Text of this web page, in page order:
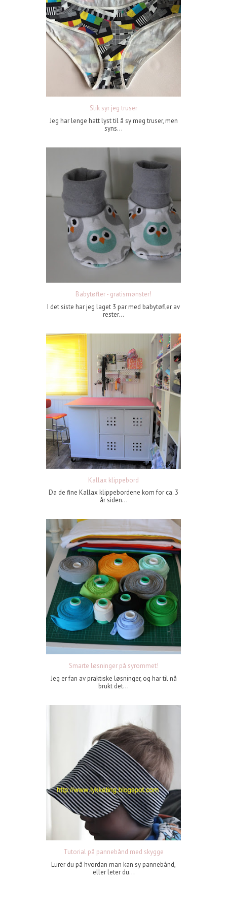
Slik syr jeg truser
Jeg har lenge hatt lyst til å sy meg truser, men
syns...
Babytøfler - gratismønster!
I det siste har jeg laget 3 par med babytøfler av
rester...
Kallax klippebord
Da de fine Kallax klippebordene kom for ca. 3
år siden...
Smarte løsninger på syrommet!
Jeg er fan av praktiske løsninger, og har til nå
brukt det...
Tutorial på pannebånd med skygge
Lurer du på hvordan man kan sy pannebånd,
eller leter du...